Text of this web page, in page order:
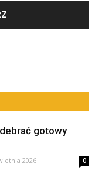
gotowy
2026 0